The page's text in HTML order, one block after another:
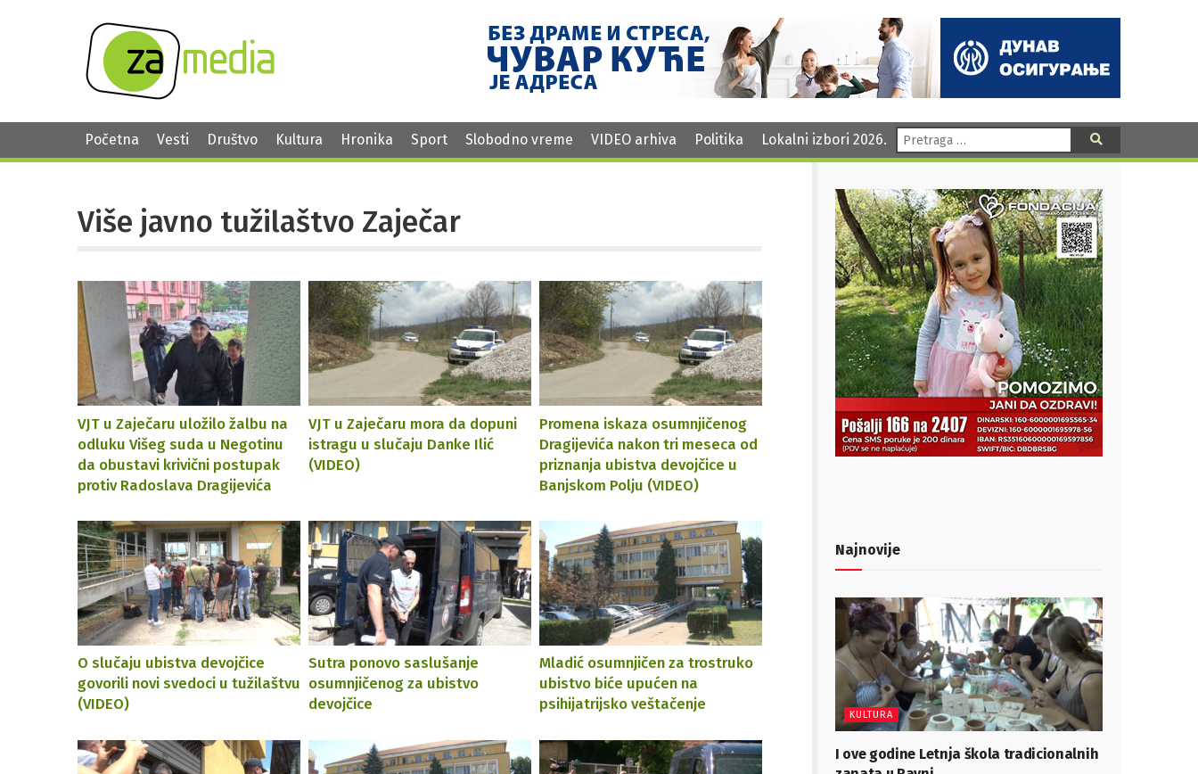
Početna Vesti Društvo Kultura Hronika Sport Slobodno vreme VIDEO arhiva Politika Lokalni izbori 2026. Pretraga:
Više javno tužilaštvo Zaječar
VJT u Zaječaru uložilo žalbu na
odluku Višeg suda u Negotinu
da obustavi krivični postupak
protiv Radoslava Dragijevića
VJT u Zaječaru mora da dopuni
istragu u slučaju Danke Ilić
(VIDEO)
Promena iskaza osumnjičenog
Dragijevića nakon tri meseca od
priznanja ubistva devojčice u
Banjskom Polju (VIDEO)
O slučaju ubistva devojčice
govorili novi svedoci u tužilaštvu
(VIDEO)
Sutra ponovo saslušanje
osumnjičenog za ubistvo
devojčice
Mladić osumnjičen za trostruko
ubistvo biće upućen na
psihijatrijsko veštačenje
Najnovije
KULTURA
I ove godine Letnja škola tradicionalnih